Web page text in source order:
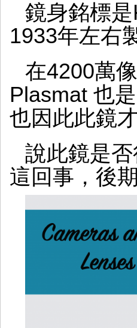
鏡身銘標
1933年左右
在4200萬
Plasmat 也
也因此此鏡
說此鏡是
這回事，後